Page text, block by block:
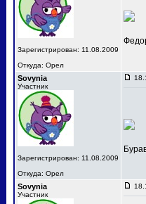
Зарегистрирован: 11.08.2009
Откуда: Орел
Sovynia
Участник
Зарегистрирован: 11.08.2009
Откуда: Орел
Sovynia
Участник